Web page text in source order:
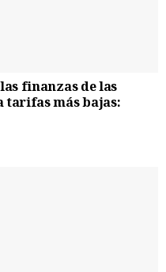
finanzas de las
tarifas más bajas: